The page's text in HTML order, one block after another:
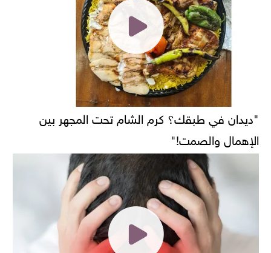
"ديدان في طبقك؟ كرم الشام تحت المجهر بين
الإهمال والصمت!"